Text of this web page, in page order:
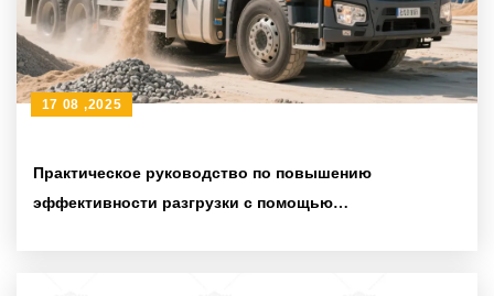
Практическое руководство по повышению
эффективности разгрузки с помощью
17 08 ,2025